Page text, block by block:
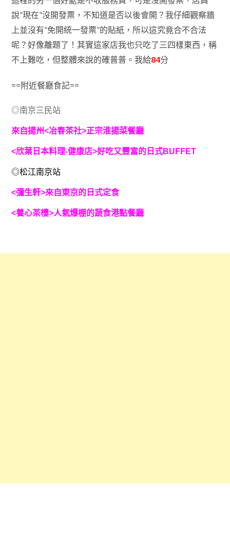
說”現在”沒開發票，不知道是否以後會開？我仔細觀察牆
上並沒有”免開統一發票”的貼紙，所以這究竟合不合法
呢？好像離題了！其實這家店我也只吃了三四樣東西，稱
不上難吃，但整體來說的確普普。我給84分
==附近餐廳食記==
◎南京三民站
來自揚州<冶春茶社>正宗淮揚菜餐廳
<欣葉日本料理-健康店>好吃又豐富的日式BUFFET
◎松江南京站
<彌生軒>來自東京的日式定食
<養心茶樓>人氣爆棚的蔬食港點餐廳